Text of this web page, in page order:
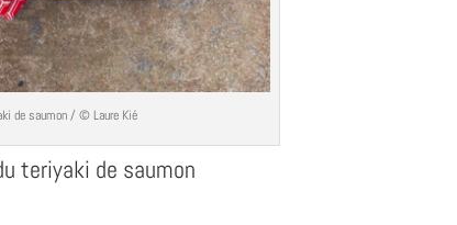
de saumon / © Laure Kié
teriyaki de saumon